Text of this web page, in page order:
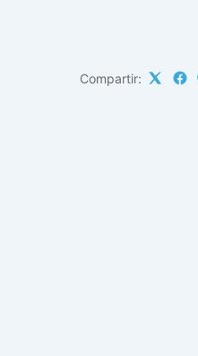
Compartir: